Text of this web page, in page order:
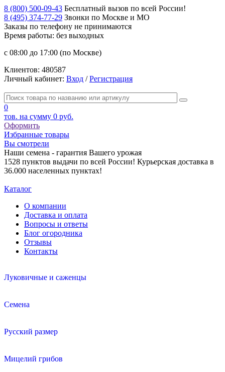
8 (800) 500-09-43 Бесплатный вызов по всей России!
8 (495) 374-77-29 Звонки по Москве и МО
Заказы по телефону не принимаются
Время работы: без выходных
с 08:00 до 17:00 (по Москве)
Клиентов: 480587
Личный кабинет: Вход /Регистрация
0
тов. на сумму 0 руб.
Оформить
Избранные товары
Вы смотрели
Наши семена - гарантия Вашего урожая
1528 пунктов выдачи по всей России! Курьерская доставка в
36.000 населенных пунктах!
Каталог
О компании
Доставка и оплата
Вопросы и ответы
Блог огородника
Отзывы
Контакты
Луковичные и саженцы
Семена
Русский размер
Мицелий грибов